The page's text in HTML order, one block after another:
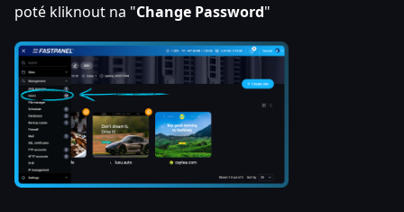
poté kliknout na "Change Password"